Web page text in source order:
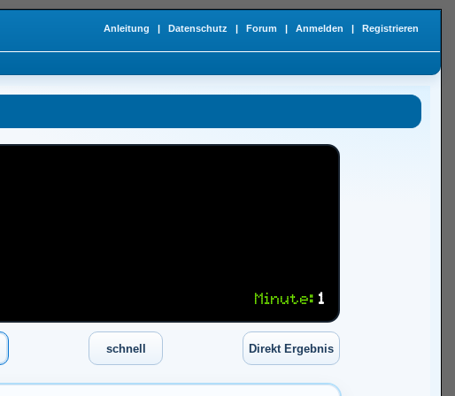
Anleitung | Datenschutz | Forum | Anmelden | Registrieren
Minute: 1